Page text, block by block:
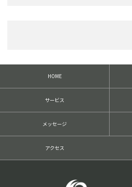
HOME
サービス
メッセージ
アクセス